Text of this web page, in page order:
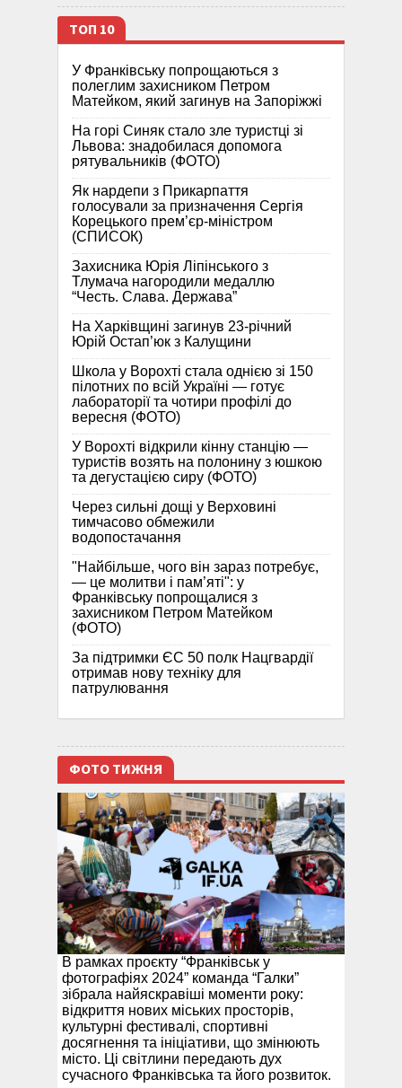
ТОП 10
У Франківську попрощаються з
полеглим захисником Петром
Матейком, який загинув на Запоріжжі
На горі Синяк стало зле туристці зі
Львова: знадобилася допомога
рятувальників (ФОТО)
Як нардепи з Прикарпаття
голосували за призначення Сергія
Корецького прем’єр-міністром
(СПИСОК)
Захисника Юрія Ліпінського з
Тлумача нагородили медаллю
“Честь. Слава. Держава”
На Харківщині загинув 23-річний
Юрій Остап’юк з Калущини
Школа у Ворохті стала однією зі 150
пілотних по всій Україні — готує
лабораторії та чотири профілі до
вересня (ФОТО)
У Ворохті відкрили кінну станцію —
туристів возять на полонину з юшкою
та дегустацією сиру (ФОТО)
Через сильні дощі у Верховині
тимчасово обмежили
водопостачання
"Найбільше, чого він зараз потребує,
— це молитви і пам’яті": у
Франківську попрощалися з
захисником Петром Матейком
(ФОТО)
За підтримки ЄС 50 полк Нацгвардії
отримав нову техніку для
патрулювання
ФОТО ТИЖНЯ
В рамках проєкту “Франківськ у
фотографіях 2024” команда “Галки”
зібрала найяскравіші моменти року:
відкриття нових міських просторів,
культурні фестивалі, спортивні
досягнення та ініціативи, що змінюють
місто. Ці світлини передають дух
сучасного Франківська та його розвиток.